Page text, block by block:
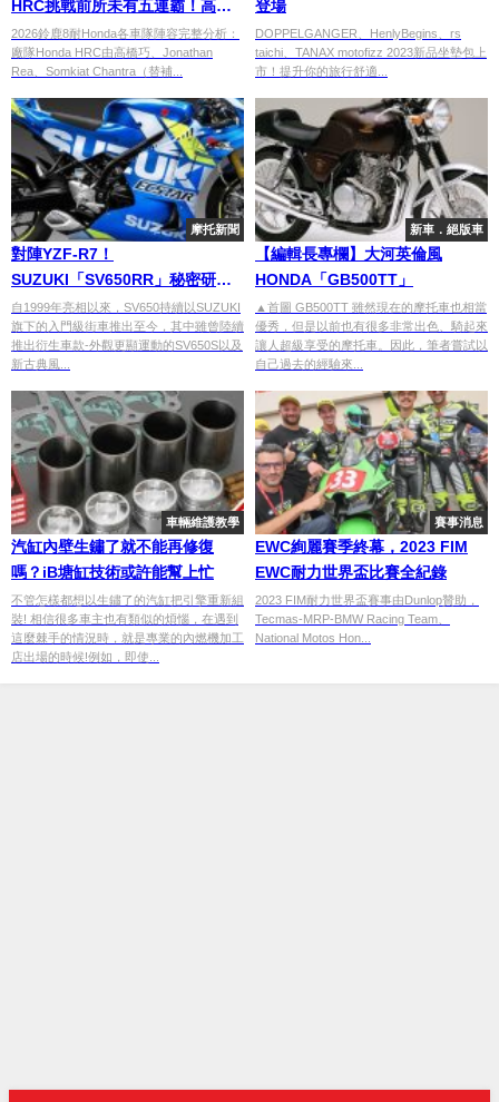
HRC挑戰前所未有五連霸！高橋
巧×Jonathan Rea×Somkiat
Chantra陣容與Honda各車隊介
紹
2026鈴鹿8耐Honda各車隊陣容完整分析：
廠隊Honda HRC由高橋巧、Jonathan
Rea、Somkiat Chantra（替補...
登場
DOPPELGANGER、HenlyBegins、rs
taichi、TANAX motofizz 2023新品坐墊包上
市！提升你的旅行舒適...
摩托新聞
對陣YZF-R7！
SUZUKI「SV650RR」秘密研發
中？
自1999年亮相以來，SV650持續以SUZUKI
旗下的入門級街車推出至今，其中雖曾陸續
推出衍生車款-外觀更顯運動的SV650S以及
新古典風...
新車．絕版車
【編輯長專欄】大河英倫風
HONDA「GB500TT」
▲首圖 GB500TT 雖然現在的摩托車也相當
優秀，但是以前也有很多非常出色、騎起來
讓人超級享受的摩托車。因此，筆者嘗試以
自己過去的經驗來...
車輛維護教學
汽缸內壁生鏽了就不能再修復
嗎？iB塘缸技術或許能幫上忙
不管怎樣都想以生鏽了的汽缸把引擎重新組
裝! 相信很多車主也有類似的煩惱，在遇到
這麼棘手的情況時，就是專業的內燃機加工
店出場的時候!例如，即使...
賽事消息
EWC絢麗賽季終幕，2023 FIM
EWC耐力世界盃比賽全紀錄
2023 FIM耐力世界盃賽事由Dunlop贊助，
Tecmas-MRP-BMW Racing Team、
National Motos Hon...